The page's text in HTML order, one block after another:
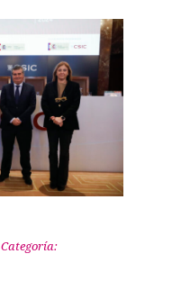
Categoría: